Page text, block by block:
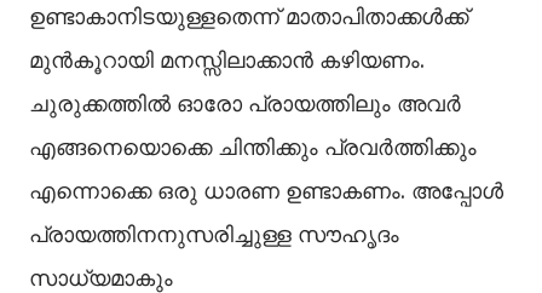
ഉണ്ടാകാനിടയുള്ളതെന്ന് മാതാപിതാക്കൾക്ക്
മുൻകൂറായി മനസ്സിലാക്കാൻ കഴിയണം.
ചുരുക്കത്തിൽ ഓരോ പ്രായത്തിലും അവർ
എങ്ങനെയൊക്കെ ചിന്തിക്കും പ്രവർത്തിക്കും
എന്നൊക്കെ ഒരു ധാരണ ഉണ്ടാകണം. അപ്പോൾ
പ്രായത്തിനനുസരിച്ചുള്ള സൗഹൃദം
സാധ്യമാകും